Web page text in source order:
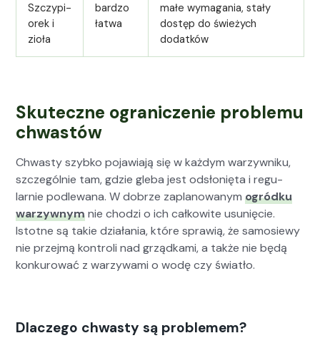
Szczy­p­i­
orek i
zioła
bard­zo
łat­wa
małe wyma­gania, stały
dostęp do świeżych
dodatków
Skuteczne ograniczenie problemu
chwastów
Chwasty szy­bko pojaw­ia­ją się w każdym warzy­wniku,
szczegól­nie tam, gdzie gle­ba jest odsłonię­ta i reg­u­
larnie podle­wana. W dobrze zaplanowanymogród­ku
warzy­wnymnie chodzi o ich całkowite usunię­cie.
Istotne są takie dzi­ała­nia, które spraw­ią, że samosiewy
nie prze­jmą kon­troli nad grząd­ka­mi, a także nie będą
konkurować z warzy­wa­mi o wodę czy światło.
Dlaczego chwasty są problemem?